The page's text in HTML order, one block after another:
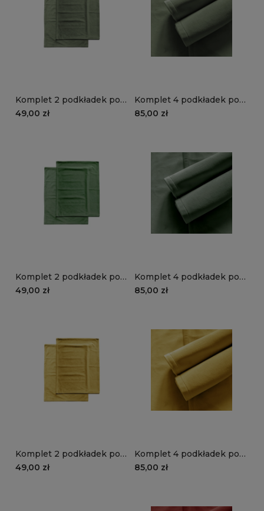
Komplet 2 podkładek pod
talerze VELVET VE2243 |
49,00 zł
Komplet 4 podkładek pod
talerze VELVET VE2243 |
85,00 zł
Komplet 2 podkładek pod
talerze VELVET VE2236 |
49,00 zł
Komplet 4 podkładek pod
talerze VELVET VE2236 |
85,00 zł
Komplet 2 podkładek pod
talerze VELVET VE2234 |
49,00 zł
Komplet 4 podkładek pod
talerze VELVET VE2234 |
85,00 zł